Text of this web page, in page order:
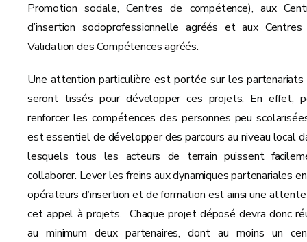
Promotion sociale, Centres de compétence), aux
d’insertion socioprofessionnelle agréés et aux
Validation des Compétences agréés.
Une attention particulière est portée sur les partenariats
seront tissés pour développer ces projets. En effet,
renforcer les compétences des personnes peu
est essentiel de développer des parcours au niveau local
lesquels tous les acteurs de terrain puissent
collaborer. Lever les freins aux dynamiques partenariales
opérateurs d’insertion et de formation est ainsi une
cet appel à projets. Chaque projet déposé devra donc
au minimum deux partenaires, dont au moins un